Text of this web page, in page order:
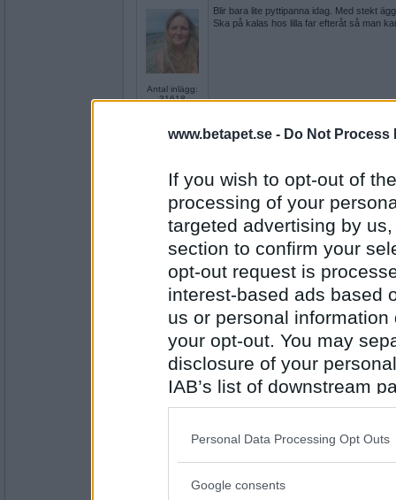
www.betapet.se - Do Not Process
If you wish to opt-out of
processing of your
targeted advertising by
section to confirm your
opt-out request is
interest-based ads based
us or personal
your opt-out. You may
disclosure of your
IAB’s list of downstream
also be disclosed by us
Downstream Participants
Please note that this
Personal Data Processing Opt Outs
Google consents
Antal inlägg:
31618
Blir bara lite pyttipanna idag. Med stekt
Ska på kalas hos lilla far efteråt så man
Mormodern49
Antal inlägg:
Mormodern49
Antal inlägg:
Kycklingsallad